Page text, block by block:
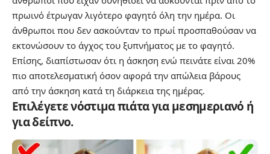
πρωινό έτρωγαν λιγότερο φαγητό όλη την ημέρα. Οι
άνθρωποι που δεν ασκούνταν το πρωί προσπαθούσαν να
εκτονώσουν το άγχος του ξυπνήματος με το φαγητό.
Επίσης, διαπίστωσαν ότι η άσκηση ενώ πεινάτε είναι 20%
πιο αποτελεσματική όσον αφορά την απώλεια βάρους
από την άσκηση κατά τη διάρκεια της ημέρας.
Επιλέγετε νόστιμα πιάτα για μεσημεριανό ή
για δείπνο.